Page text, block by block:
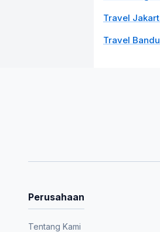
Travel
Travel
Perusahaan
Tentang Kami